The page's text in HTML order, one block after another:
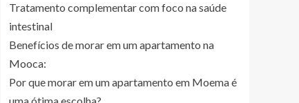
Tratamento complementar com foco na saúde
intestinal
Benefícios de morar em um apartamento na
Mooca:
Por que morar em um apartamento em Moema é